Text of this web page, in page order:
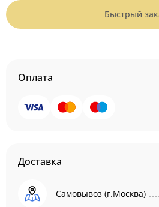
Быстрый
Оплата
Доставка
Самовывоз (г.Москва)